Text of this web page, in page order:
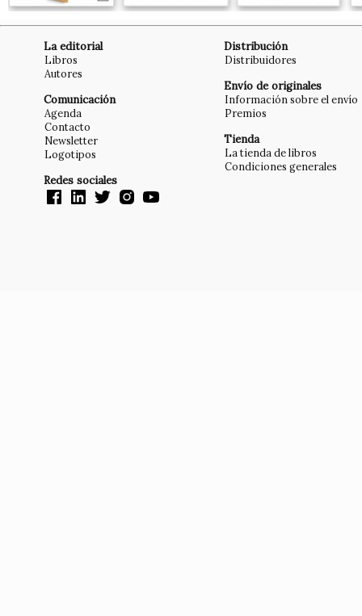
La editorial
Libros
Autores
Comunicación
Agenda
Contacto
Newsletter
Logotipos
Redes sociales
Distribución
Distribuidores
Envío de originales
Información sobre el envío
Premios
Tienda
La tienda de libros
Condiciones generales